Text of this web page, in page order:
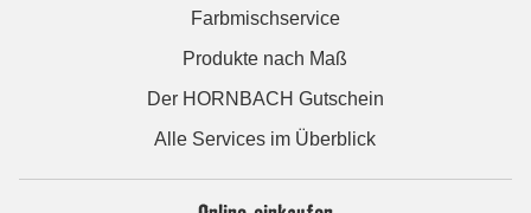
Farbmischservice
Produkte nach Maß
Der HORNBACH Gutschein
Alle Services im Überblick